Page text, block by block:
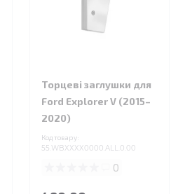
Торцеві заглушки для
Ford Explorer V (2015–
2020)
Код товару:
55.WBXXXX0000.ALL.0.00
0